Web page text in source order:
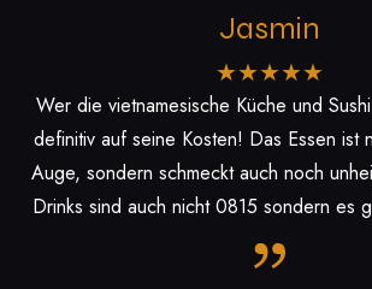
Jasmin
Wer die vietnamesische Küche und Sushi liebt kommt hier
definitiv auf seine Kosten! Das Essen ist
Auge, sondern schmeckt auch noch
Drinks sind auch nicht 0815 sondern es
Specials. The Bliss Hugo sieht toll aus und
müsst ihr unbedingt probieren. Liebevoll